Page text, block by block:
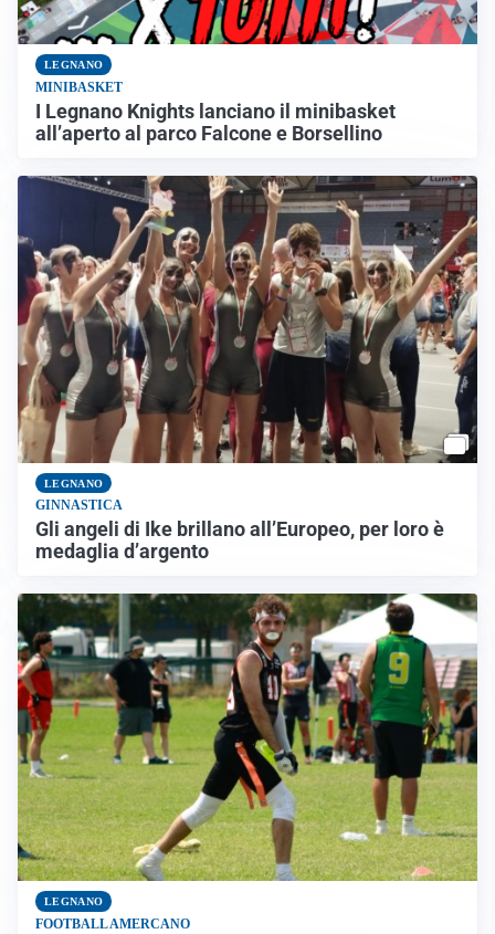
LEGNANO
MINIBASKET
I Legnano Knights lanciano il minibasket
all’aperto al parco Falcone e Borsellino
LEGNANO
GINNASTICA
Gli angeli di Ike brillano all’Europeo, per loro è
medaglia d’argento
LEGNANO
FOOTBALL AMERCANO